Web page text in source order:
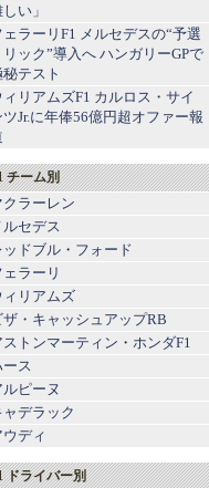
い」
ェラーリF1 メルセデスの“予選
リック”導入へ ハンガリーGPで
秘テスト
ィリアムズF1 カルロス・サイ
ツJr.に年俸56億円超オファー報
チーム別
クラーレン
ルセデス
ッドブル ・ フォード
ェラーリ
ィリアムズ
ザ・キャッシュアップRB
ストンマーティン ・ ホンダF1
ース
ルピーヌ
ャデラック
ウディ
ドライバー別